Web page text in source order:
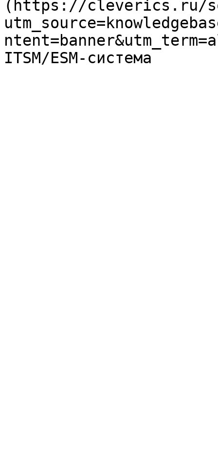
(https://cleverics.ru/
ITSM/ESM-система